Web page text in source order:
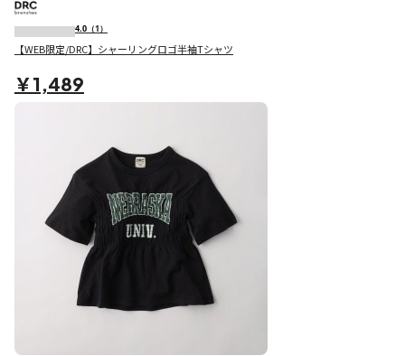
4.0 （1）
【WEB限定/DRC】シャーリングロゴ半袖Tシャツ
￥1,489